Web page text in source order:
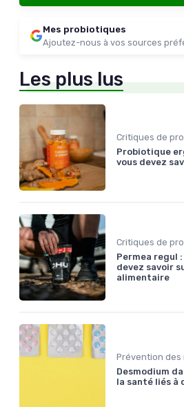
Mes probiotiques
Ajoutez-nous à vos sources
Les plus lus
Critiques de
Probiotique
vous devez
Critiques de
Permea regul
devez savoir
alimentaire
Prévention des
Desmodium
la santé liés